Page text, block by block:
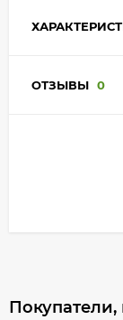
ОТЗЫВЫ 0